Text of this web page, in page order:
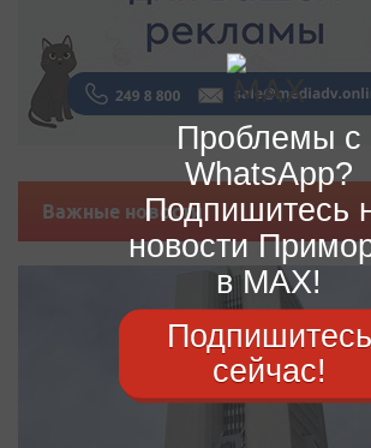
Важные новости
Проблемы с
WhatsApp?
Подпишитесь
новости
в MAX!
Подпишитесь
сейчас!